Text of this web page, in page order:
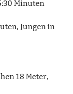
Minuten
Jungen in
18 Meter,